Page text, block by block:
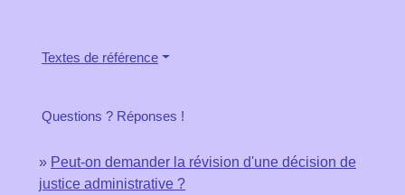
Textes de référence
Questions ? Réponses !
Peut-on demander la révision d'une décision de
justice administrative ?